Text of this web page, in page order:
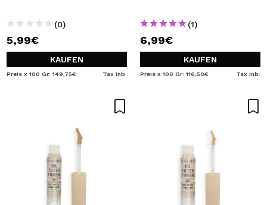
(0)
5,99€
KAUFEN
Preis x 100 Gr: 149,75€ Tax Inb.
(1)
6,99€
KAUFEN
Preis x 100 Gr: 116,50€ Tax Inb.